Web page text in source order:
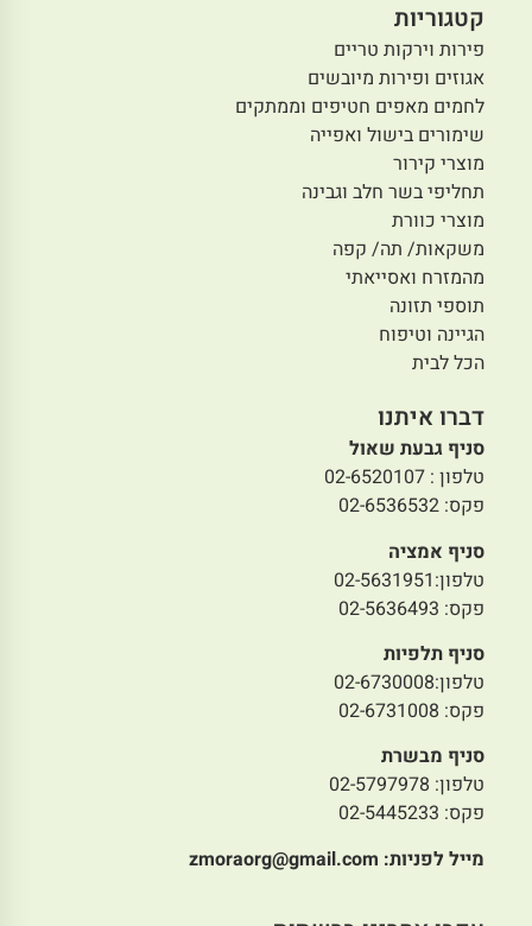
קטגוריות
פירות וירקות טריים
אגוזים ופירות מיובשים
לחמים מאפים חטיפים וממתקים
שימורים בישול ואפייה
מוצרי קירור
תחליפי בשר חלב וגבינה
מוצרי כוורת
משקאות/ תה/ קפה
מהמזרח ואסייאתי
תוספי תזונה
הגיינה וטיפוח
הכל לבית
דברו איתנו
סניף גבעת שאול
טלפון : 02-6520107
פקס: 02-6536532
סניף אמציה
טלפון:02-5631951
פקס: 02-5636493
סניף תלפיות
טלפון:02-6730008
פקס: 02-6731008
סניף מבשרת
טלפון: 02-5797978
פקס: 02-5445233
מייל לפניות: zmoraorg@gmail.com